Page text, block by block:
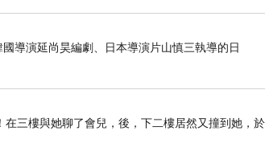
導演延尚昊編劇、日本導演片山慎三執導的日
三樓與她聊了會兒，後，下二樓居然又撞到她，